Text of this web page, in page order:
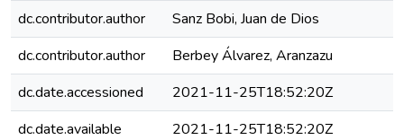
dc.contributor.author
Sanz Bobi, Juan de Dios
dc.contributor.author
Berbey Álvarez, Aranzazu
dc.date.accessioned
2021-11-25T18:52:20Z
dc.date.available
2021-11-25T18:52:20Z